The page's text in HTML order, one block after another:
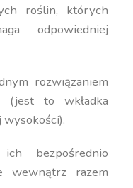
roślin, których
odpowiedniej
rozwiązaniem
(jest to wkładka
ich bezpośrednio
wewnątrz razem